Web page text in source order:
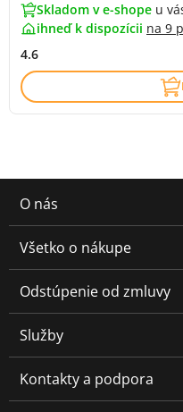
Skladom v e-shope u
ihneď k dispozícii na 9
4.6
O nás
Všetko o nákupe
Odstúpenie od zmluvy
Služby
Kontakty a podpora